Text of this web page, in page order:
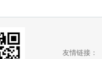
友情链接：